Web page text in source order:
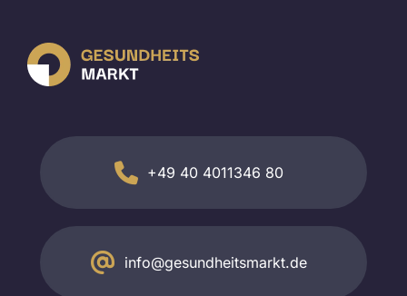
+49 40 4011346 80
info@gesundheitsmarkt.de